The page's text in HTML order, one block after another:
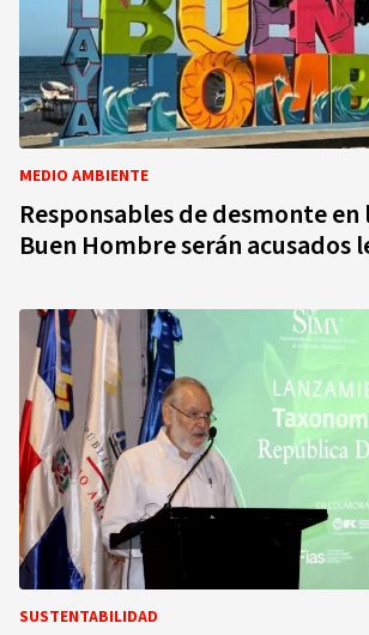
MEDIO AMBIENTE
Responsables de desmonte en
Buen Hombre serán acusados
SUSTENTABILIDAD